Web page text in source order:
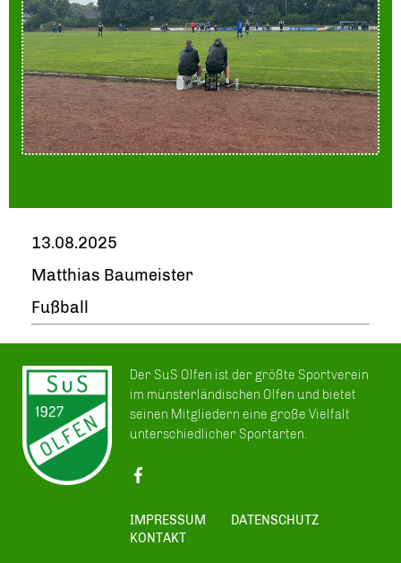
13.08.2025
Matthias Baumeister
Fußball
Der SuS Olfen ist der größte Sportverein
im münsterländischen Olfen und bietet
seinen Mitgliedern eine große Vielfalt
unterschiedlicher Sportarten.
IMPRESSUM
DATENSCHUTZ
KONTAKT